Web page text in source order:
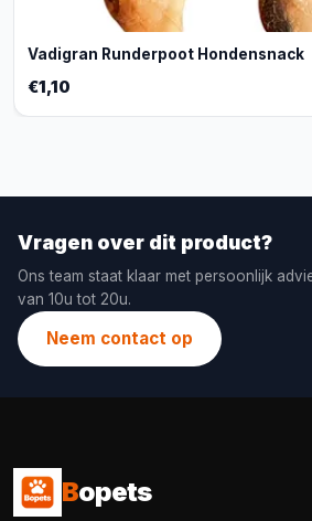
Vadigran Runderpoot Hondensnack
€1,10
Vragen over dit product?
Ons team staat klaar met persoonlijk
van 10u tot 20u.
Neem contact op
Bopets